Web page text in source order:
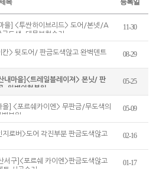
목 등록일
을] <투싼하이브리드> 도어/본넷/A
도색, 대물보험수리
11-30
칸> 뒷도어/ 판금도색않고 완벽덴트
08-29
내마을]<트레일블레이져> 본닛/ 판
, 완벽외형복원
05-25
을] <포르쉐카이엔> 무판금/무도색의
벽복원
05-09
지로버>도어 각진부분 판금도색않고
02-16
서구]<포르쉐 카이엔>판금도색않고
트 시공수리
01-17